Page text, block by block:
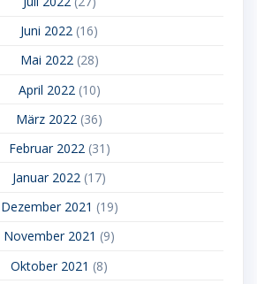
Juni 2022 (16)
Mai 2022(28)
April 2022 (10)
März 2022 (36)
Februar 2022(31)
Januar 2022 (17)
Dezember 2021 (19)
November 2021 (9)
Oktober 2021 (8)